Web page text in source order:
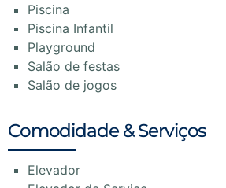
Piscina
Piscina Infantil
Playground
Salão de festas
Salão de jogos
Comodidade & Serviços
Elevador